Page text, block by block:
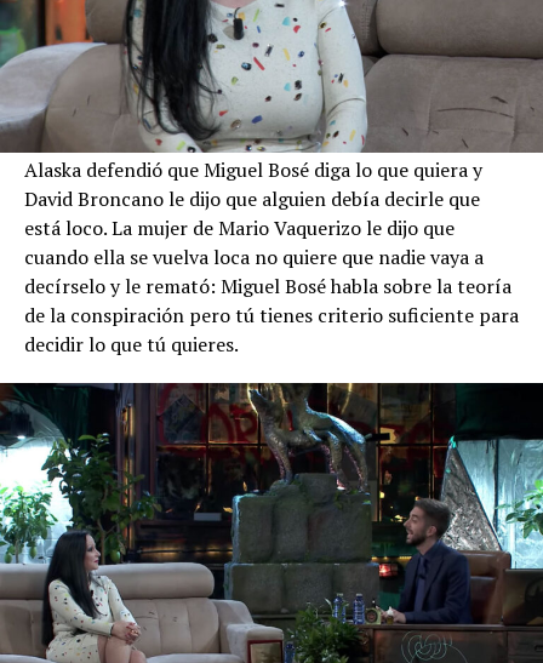
Alaska defendió que Miguel Bosé diga lo que quiera y
David Broncano le dijo que alguien debía decirle que
está loco. La mujer de Mario Vaquerizo le dijo que
cuando ella se vuelva loca no quiere que nadie vaya a
decírselo y le remató: Miguel Bosé habla sobre la teoría
de la conspiración pero tú tienes criterio suficiente para
decidir lo que tú quieres.